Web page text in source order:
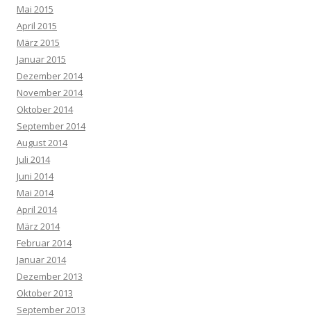
Mai 2015
April 2015
März 2015
Januar 2015
Dezember 2014
November 2014
Oktober 2014
September 2014
August 2014
Juli 2014
Juni 2014
Mai 2014
April 2014
März 2014
Februar 2014
Januar 2014
Dezember 2013
Oktober 2013
September 2013